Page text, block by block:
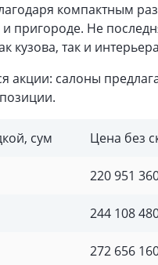
компактным
пригороде. Не
кузова, так и
акции: салоны
сум Цена без
220 951
244 108
272 656